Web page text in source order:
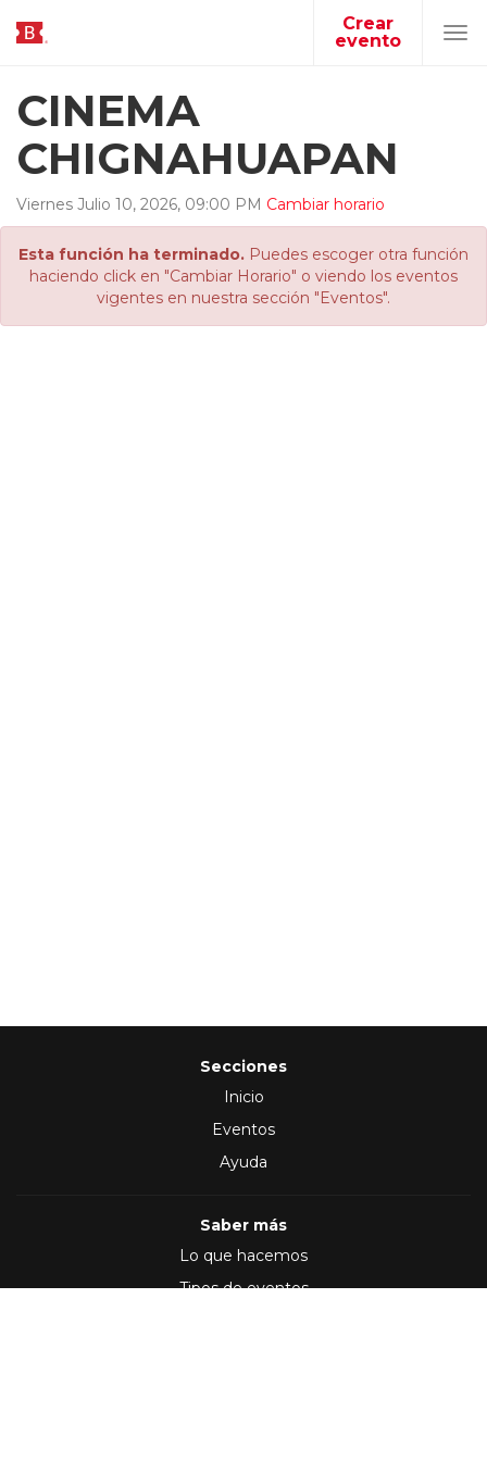
Crear
evento
CINEMA
CHIGNAHUAPAN
Viernes Julio 10, 2026, 09:00 PM Cambiar horario
Esta función ha terminado. Puedes escoger otra función
haciendo click en "Cambiar Horario" o viendo los eventos
vigentes en nuestra sección "Eventos".
Secciones
Inicio
Eventos
Ayuda
Saber más
Lo que hacemos
Tipos de eventos